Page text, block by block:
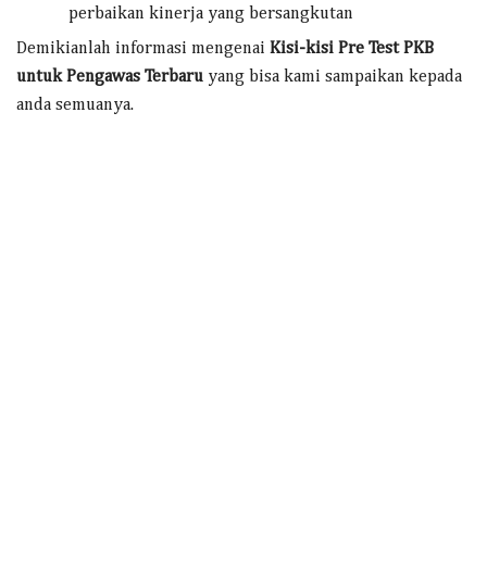
perbaikan kinerja yang bersangkutan
Demikianlah informasi mengenai Kisi-kisi Pre Test PKB
untuk Pengawas Terbaru yang bisa kami sampaikan kepada
anda semuanya.